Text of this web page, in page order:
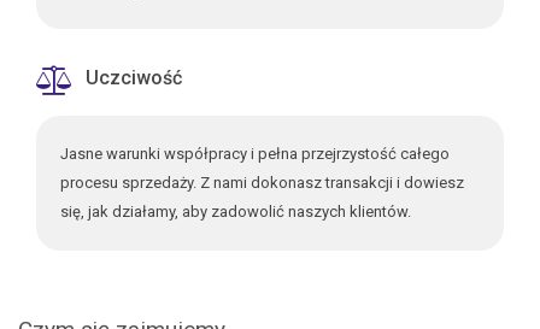
Uczciwość
Jasne warunki współpracy i pełna przejrzystość całego
procesu sprzedaży. Z nami dokonasz transakcji i dowiesz
się, jak działamy, aby zadowolić naszych klientów.